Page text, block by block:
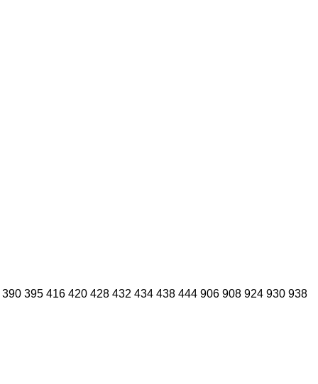
390 395 416 420 428 432 434 438 444 906 908 924 930 938